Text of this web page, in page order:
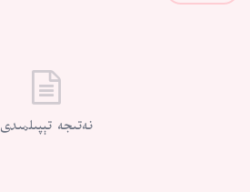
نەتىجە تېپىلمىدى